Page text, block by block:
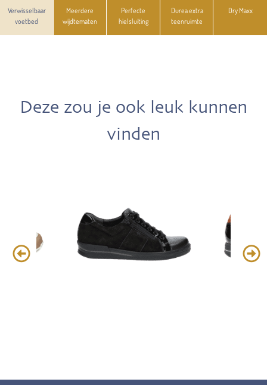
Verwisselbaar
voetbed
Meerdere
wijdtematen
Perfecte
hielsluiting
Durea extra
teenruimte
Dry Maxx
Deze zou je ook leuk kunnen
vinden